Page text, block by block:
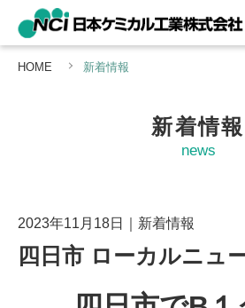
HOME 新着情報
新着情報
news
2023年11月18日 新着情報
四日市 ローカルニュ